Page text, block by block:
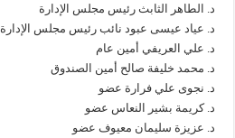
د. الطاهر الثابث رئيس مجلس الإدارة
د. عياد عيسى عبود نائب رئيس مجلس الإدارة
د. علي العريفي أمين عام
د. محمد خليفة صالح أمين الصندوق
د. نجوى علي فرارة عضو
د. كريمة بشير النعاس عضو
د. عزيزة سليمان معيوف عضو